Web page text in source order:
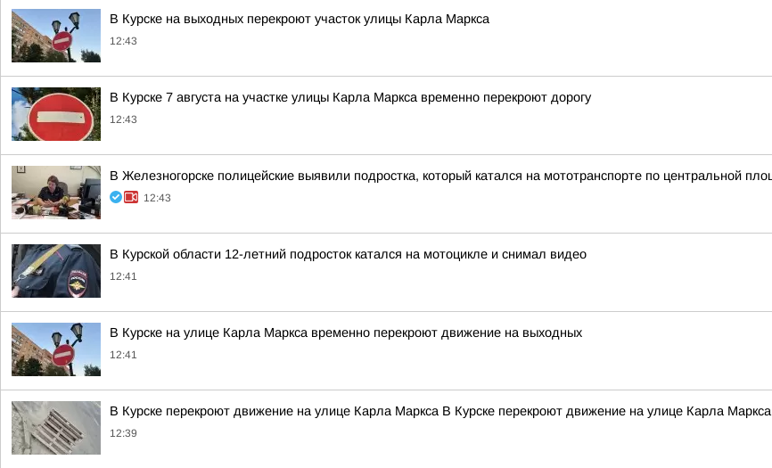
В Курске на выходных перекроют участок улицы Карла Маркса
12:43
В Курске 7 августа на участке улицы Карла Маркса временно перекроют дорогу
12:43
В Железногорске полицейские выявили подростка, который катался на мототранспорте по центральной
12:43
В Курской области 12-летний подросток катался на мотоцикле и снимал видео
12:41
В Курске на улице Карла Маркса временно перекроют движение на выходных
12:41
В Курске перекроют движение на улице Карла Маркса В Курске перекроют движение на улице Карла Маркса
12:39